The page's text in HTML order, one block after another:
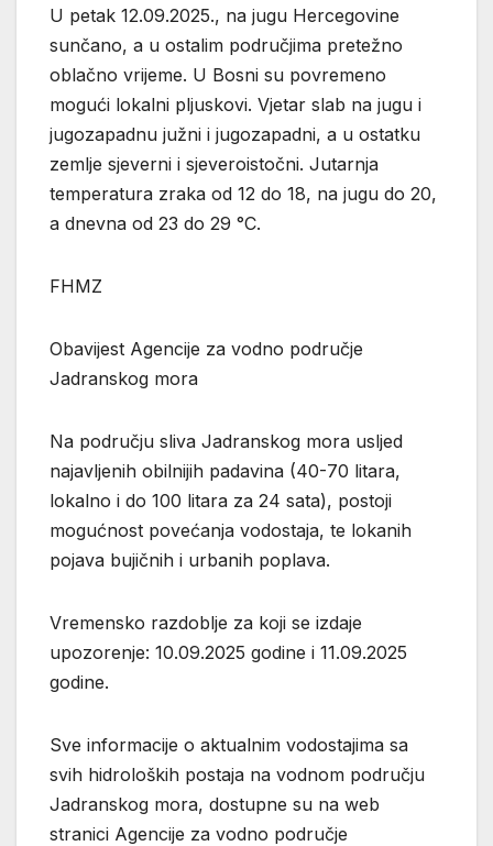
U petak 12.09.2025., na jugu Hercegovine
sunčano, a u ostalim područjima pretežno
oblačno vrijeme. U Bosni su povremeno
mogući lokalni pljuskovi. Vjetar slab na jugu i
jugozapadnu južni i jugozapadni, a u ostatku
zemlje sjeverni i sjeveroistočni. Jutarnja
temperatura zraka od 12 do 18, na jugu do 20,
a dnevna od 23 do 29 °C.
FHMZ
Obavijest Agencije za vodno područje
Jadranskog mora
Na području sliva Jadranskog mora usljed
najavljenih obilnijih padavina (40-70 litara,
lokalno i do 100 litara za 24 sata), postoji
mogućnost povećanja vodostaja, te lokanih
pojava bujičnih i urbanih poplava.
Vremensko razdoblje za koji se izdaje
upozorenje: 10.09.2025 godine i 11.09.2025
godine.
Sve informacije o aktualnim vodostajima sa
svih hidroloških postaja na vodnom području
Jadranskog mora, dostupne su na web
stranici Agencije za vodno područje